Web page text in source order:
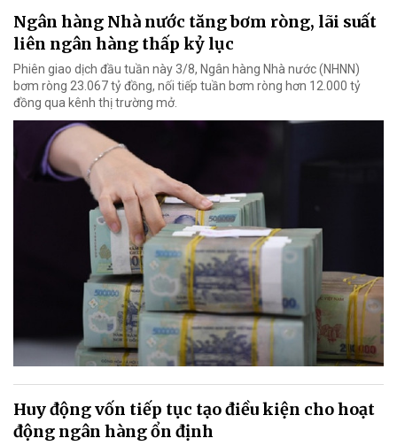
Ngân hàng Nhà nước tăng bơm ròng, lãi suất
liên ngân hàng thấp kỷ lục
Phiên giao dịch đầu tuần này 3/8, Ngân hàng Nhà nước (NHNN)
bơm ròng 23.067 tỷ đồng, nối tiếp tuần bơm ròng hơn 12.000 tỷ
đồng qua kênh thị trường mở.
Huy động vốn tiếp tục tạo điều kiện cho hoạt
động ngân hàng ổn định